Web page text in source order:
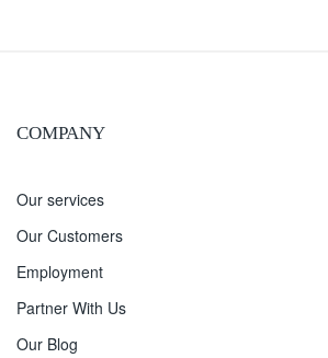
COMPANY
Our services
Our Customers
Employment
Partner With Us
Our Blog